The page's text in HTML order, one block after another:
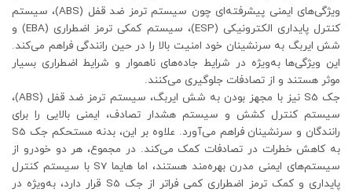
ویژگی‌های ایمنی پیشرفته‌ای چون سیستم ترمز ضد قفل (ABS)، سیستم
کنترل پایداری الکترونیکی (ESP)، سیستم کمکی ترمز اضطراری (EBA) و
شش ایربگ به سرنشینان خود امنیت بالا را در حین رانندگی فراهم می‌کند.
این ویژگی‌ها به‌ویژه در شرایط جاده‌های ناهموار و شرایط اضطراری بسیار
موثر هستند و از تصادفات جلوگیری می‌کنند.
جک S5 نیز با مجهز بودن به شش ایربگ، سیستم ترمز ضد قفل (ABS)،
سیستم کنترل کشش و سیستم هشدار تصادف، ایمنی بالایی را برای
رانندگان و سرنشینان فراهم می‌آورد. علاوه بر این، بدنه مستحکم جک S5
به کاهش خطرات در تصادفات کمک می‌کند. در مجموع، هر دو خودرو از
سیستم‌های ایمنی مدرن بهره‌مند هستند، اما هایما S7 با سیستم کنترل
پایداری و کمک ترمز اضطراری کمی فراتر از جک S5 قرار دارد، به‌ویژه در